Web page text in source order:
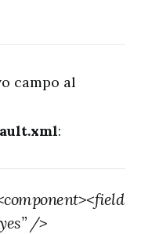
campo al
:
/>